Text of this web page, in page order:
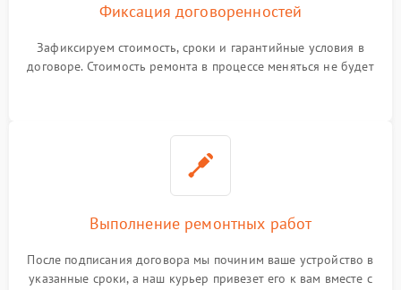
Фиксация договоренностей
Зафиксируем стоимость, сроки и гарантийные условия в
договоре. Стоимость ремонта в процессе меняться не будет
Выполнение ремонтных работ
После подписания договора мы починим ваше устройство в
указанные сроки, а наш курьер привезет его к вам вместе с